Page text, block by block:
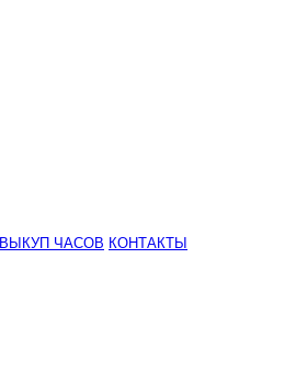
ВЫКУП ЧАСОВ КОНТАКТЫ